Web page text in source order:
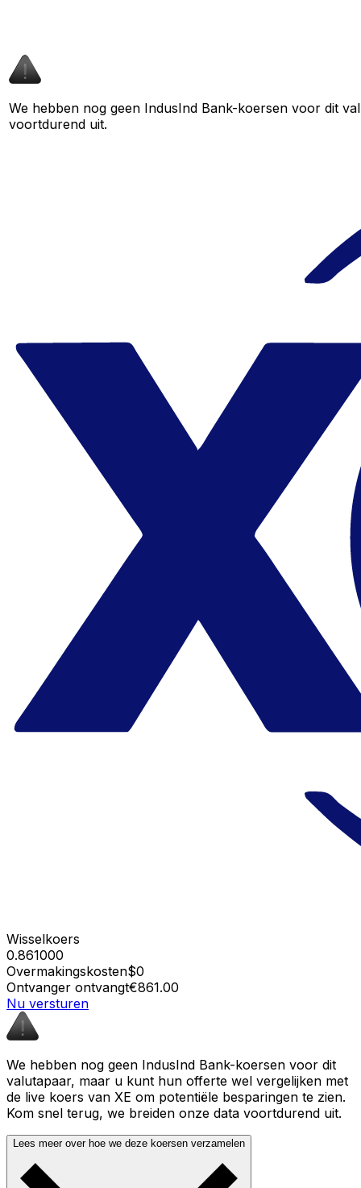
We hebben nog geen IndusInd Bank-koersen voor dit
voortdurend uit.
Wisselkoers
0.861000
Overmakingskosten$0
Ontvanger ontvangt€861.00
Nu versturen
We hebben nog geen IndusInd Bank-koersen voor dit
valutapaar, maar u kunt hun offerte wel vergelijken met
de live koers van XE om potentiële besparingen te zien.
Kom snel terug, we breiden onze data voortdurend uit.
Lees meer over hoe we deze koersen verzamelen